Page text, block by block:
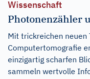
Wissenschaft
Photonenzähler
Mit trickreichen neuen
Computertomografie
einzigartig scharfen
sammeln wertvolle